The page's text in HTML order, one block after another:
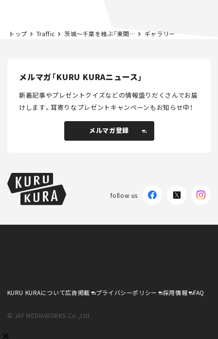
トップ Traffic 茨城～千葉を結ぶ「東関道水戸線」いよいよ全線開通へ！ 最後の未開通区間「潮来IC～鉾田IC」約31kmはどこまで進んだ？【いま気になる道路計画】 ギャラリー
メルマガ「KURU KURAニュース」
新着記事やプレゼントクイズなどの情報盛りだくさんでお届
けします。耳寄りなプレゼントキャンペーンもお知らせ中！
メルマガ登録
follow us
KURU KURAについて広告掲載 プライバシーポリシー 採用情報 FAQ
© JAF MEDIAWORKS Co.,Ltd.